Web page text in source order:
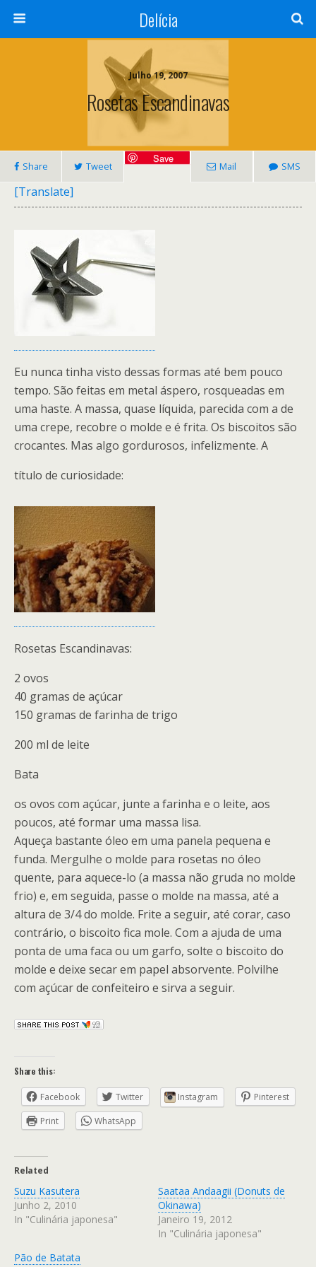
Delícia
Julho 19, 2007
Rosetas Escandinavas
Share Tweet
Save
Mail SMS
[Translate]
Eu nunca tinha visto dessas formas até bem pouco
tempo. São feitas em metal áspero, rosqueadas em
uma haste. A massa, quase líquida, parecida com a de
uma crepe, recobre o molde e é frita. Os biscoitos são
crocantes. Mas algo gordurosos, infelizmente. A
título de curiosidade:
Rosetas Escandinavas:
2 ovos
40 gramas de açúcar
150 gramas de farinha de trigo
200 ml de leite
Bata
os ovos com açúcar, junte a farinha e o leite, aos
poucos, até formar uma massa lisa.
Aqueça bastante óleo em uma panela pequena e
funda. Mergulhe o molde para rosetas no óleo
quente, para aquece-lo (a massa não gruda no molde
frio) e, em seguida, passe o molde na massa, até a
altura de 3/4 do molde. Frite a seguir, até corar, caso
contrário, o biscoito fica mole. Com a ajuda de uma
ponta de uma faca ou um garfo, solte o biscoito do
molde e deixe secar em papel absorvente. Polvilhe
com açúcar de confeiteiro e sirva a seguir.
Share this:
Facebook Twitter Instagram
Pinterest
Print
WhatsApp
Related
Suzu Kasutera
Junho 2, 2010
In "Culinária japonesa"
Saataa Andaagii (Donuts de
Okinawa)
Janeiro 19, 2012
In "Culinária japonesa"
Pão de Batata